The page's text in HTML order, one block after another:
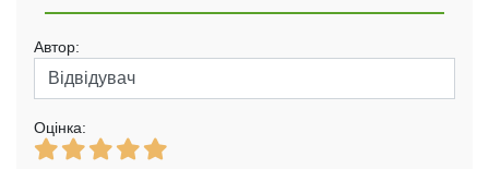
Автор:
Оцінка: